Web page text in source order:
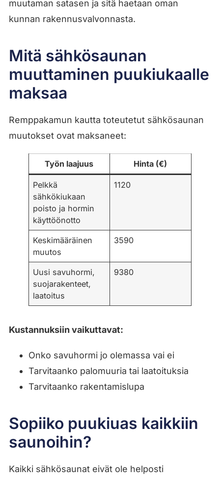
muutaman satasen ja sitä haetaan oman
kunnan rakennusvalvonnasta.
Mitä sähkösaunan
muuttaminen puukiukaalle
maksaa
Remppakamun kautta toteutetut sähkösaunan
muutokset ovat maksaneet:
Työn laajuus Hinta (€)
Pelkkä
sähkökiukaan
poisto ja hormin
käyttöönotto
1120
Keskimääräinen
muutos
3590
Uusi savuhormi,
suojarakenteet,
laatoitus
9380
Kustannuksiin vaikuttavat:
Onko savuhormi jo olemassa vai ei
Tarvitaanko palomuuria tai laatoituksia
Tarvitaanko rakentamislupa
Sopiiko puukiuas kaikkiin
saunoihin?
Kaikki sähkösaunat eivät ole helposti